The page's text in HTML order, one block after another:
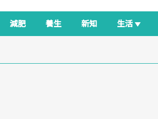
減肥 養生 新知 生活
良醫生活